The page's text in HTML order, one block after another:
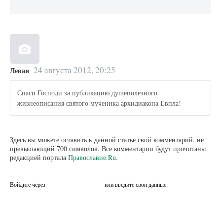
Леван 24 августа 2012, 20:25
Спаси Господи за публикацию душеполезного
жизнеописания святого мученика архидиакона Евпла!
Здесь вы можете оставить к данной статье свой комментарий, не
превышающий 700 символов. Все комментарии будут прочитаны
редакцией портала Православие.Ru.
Войдите через или введите свои данные: